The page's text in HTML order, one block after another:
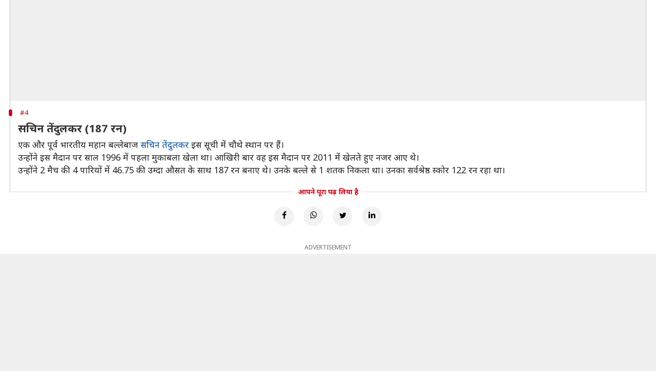
#4
सचिन तेंदुलकर (187 रन)
एक और पूर्व भारतीय महान बल्लेबाज सचिन तेंदुलकर इस सूची में चौथे स्थान पर हैं।
उन्होंने इस मैदान पर साल 1996 में पहला मुकाबला खेला था। आखिरी बार वह इस मैदान पर 2011 में खेलते हुए नजर आए थे।
उन्होंने 2 मैच की 4 पारियों में 46.75 की उम्दा औसत के साथ 187 रन बनाए थे। उनके बल्ले से 1 शतक निकला था। उनका सर्वश्रेष्ठ स्कोर 122 रन रहा था।
आपने पूरा पढ़ लिया है
ADVERTISEMENT